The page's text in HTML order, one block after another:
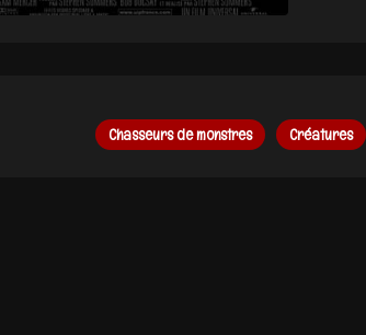
Chasseurs de monstres Créatures